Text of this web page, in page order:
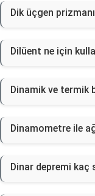
Dik üçgen
Dilüent ne için
Dinamik ve termik
Dinamometre ile
Dinar depremi kaç